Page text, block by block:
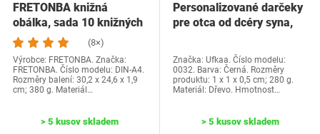
FRETONBA knižná
obálka, sada 10 knižných
dosiek, priehľadné…
(8×)
Výrobce: FRETONBA. Značka:
FRETONBA. Číslo modelu: DIN-A4.
Rozměry balení: 30,2 x 24,6 x 1,9
cm; 380 g. Materiál…
> 5 kusov skladem
Personalizované darčeky
pre otca od dcéry syna,
Značka: Ufkaa. Číslo modelu:
0032. Barva: Černá. Rozměry
produktu: 1 x 1 x 0,5 cm; 280 g.
Materiál: Dřevo. Hmotnost…
> 5 kusov skladem